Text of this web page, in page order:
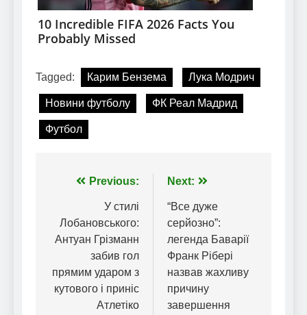
Tagged: Карим Бензема Лука Модрич
Новини футболу ФК Реал Мадрид
Футбол
Навігація
записів
Previous:
У стилі
Лобановського:
Антуан Грізманн
забив гол
прямим ударом з
кутового і приніс
Атлетіко
Next:
“Все дуже
серйозно”:
легенда Баварії
Франк Рібері
назвав жахливу
причину
завершення